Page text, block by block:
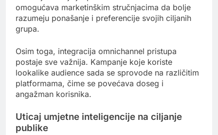
omogućava marketinškim stručnjacima da bolje
razumeju ponašanje i preferencije svojih ciljanih
grupa.
Osim toga, integracija omnichannel pristupa
postaje sve važnija. Kampanje koje koriste
lookalike audience sada se sprovode na različitim
platformama, čime se povećava doseg i
angažman korisnika.
Uticaj umjetne inteligencije na ciljanje
publike